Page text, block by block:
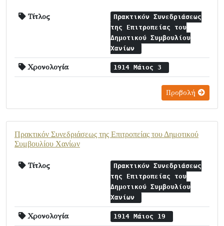
Τίτλος
Πρακτικόν Συνεδριάσεως
της Επιτροπείας του
Δημοτικού Συμβουλίου
Χανίων
Χρονολογία 1914 Μάιος 3
Προβολή
Πρακτικόν Συνεδριάσεως της Επιτροπείας του Δημοτικού
Συμβουλίου Χανίων
Τίτλος
Πρακτικόν Συνεδριάσεως
της Επιτροπείας του
Δημοτικού Συμβουλίου
Χανίων
Χρονολογία 1914 Μάιος 19